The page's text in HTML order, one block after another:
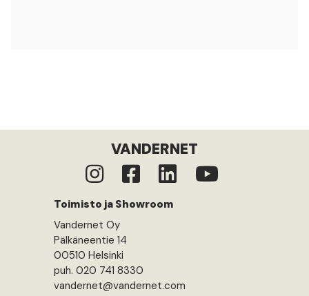
VANDERNET
Toimisto ja Showroom
Vandernet Oy
Pälkäneentie 14
00510 Helsinki
puh. 020 741 8330
vandernet@vandernet.com